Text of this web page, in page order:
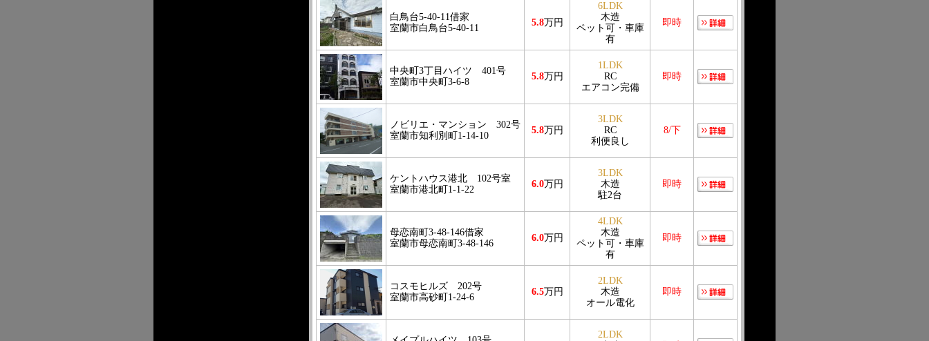
白鳥台5-40-11借家
室蘭市白鳥台5-40-11
5.8万円
6LDK
木造
ペット可・車庫
有
即時
中央町3丁目ハイツ 401号
室蘭市中央町3-6-8
5.8万円
1LDK
RC
エアコン完備
即時
ノビリエ・マンション 302号
室蘭市知利別町1-14-10
5.8万円
3LDK
RC
利便良し
8/下
ケントハウス港北 102号室
室蘭市港北町1-1-22
6.0万円
3LDK
木造
駐2台
即時
母恋南町3-48-146借家
室蘭市母恋南町3-48-146
6.0万円
4LDK
木造
ペット可・車庫
有
即時
コスモヒルズ 202号
室蘭市高砂町1-24-6
6.5万円
2LDK
木造
オール電化
即時
2LDK